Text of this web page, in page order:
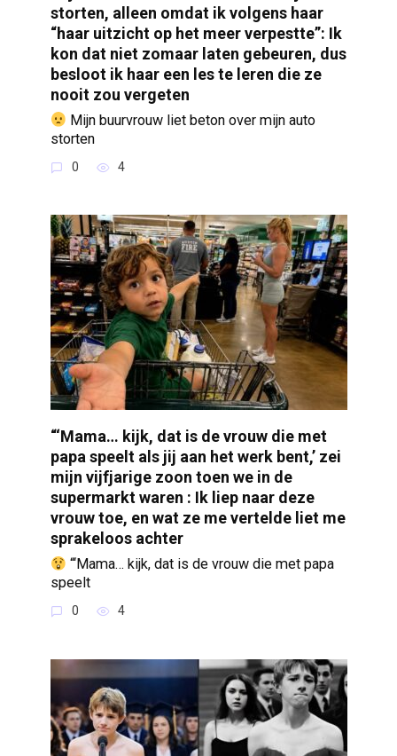
storten, alleen omdat ik volgens haar
“haar uitzicht op het meer verpestte”: Ik
kon dat niet zomaar laten gebeuren, dus
besloot ik haar een les te leren die ze
nooit zou vergeten
Mijn buurvrouw liet beton over mijn auto
storten
0 4
“‘Mama… kijk, dat is de vrouw die met
papa speelt als jij aan het werk bent,’ zei
mijn vijfjarige zoon toen we in de
supermarkt waren : Ik liep naar deze
vrouw toe, en wat ze me vertelde liet me
sprakeloos achter
“‘Mama… kijk, dat is de vrouw die met papa
speelt
0 4